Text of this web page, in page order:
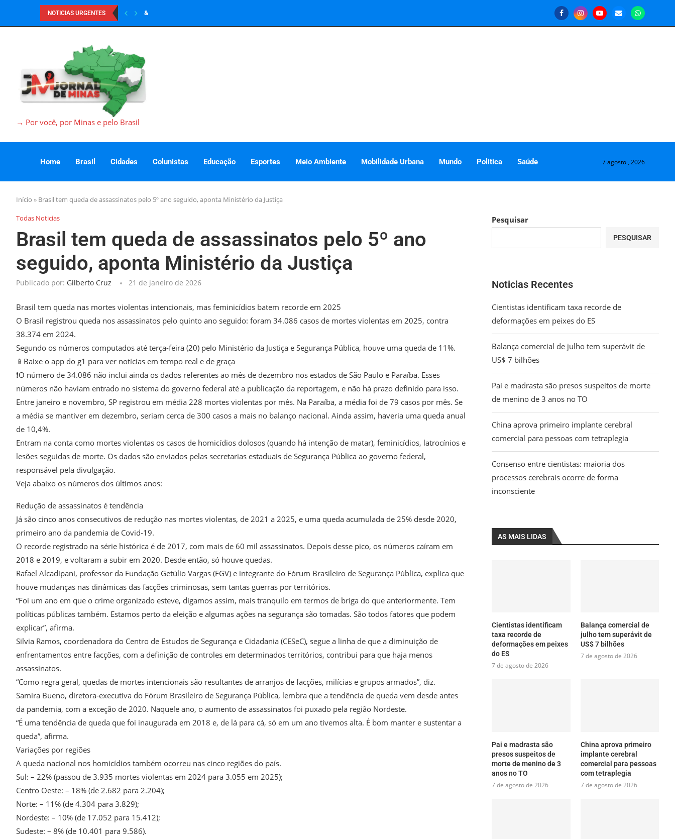
NOTICIAS URGENTES &
→ Por você, por Minas e pelo Brasil
Home Brasil Cidades Colunistas Educação Esportes Meio Ambiente Mobilidade Urbana Mundo Politica Saúde 7 agosto , 2026
Início » Brasil tem queda de assassinatos pelo 5º ano seguido, aponta Ministério da Justiça
Todas Noticias
Brasil tem queda de assassinatos pelo 5º ano
seguido, aponta Ministério da Justiça
Publicado por: Gilberto Cruz 21 de janeiro de 2026
Brasil tem queda nas mortes violentas intencionais, mas feminicídios batem recorde em 2025
O Brasil registrou queda nos assassinatos pelo quinto ano seguido: foram 34.086 casos de mortes violentas em 2025, contra
38.374 em 2024.
Segundo os números computados até terça-feira (20) pelo Ministério da Justiça e Segurança Pública, houve uma queda de 11%.
📱Baixe o app do g1 para ver notícias em tempo real e de graça
❗O número de 34.086 não inclui ainda os dados referentes ao mês de dezembro nos estados de São Paulo e Paraíba. Esses
números não haviam entrado no sistema do governo federal até a publicação da reportagem, e não há prazo definido para isso.
Entre janeiro e novembro, SP registrou em média 228 mortes violentas por mês. Na Paraíba, a média foi de 79 casos por mês. Se
a média se mantiver em dezembro, seriam cerca de 300 casos a mais no balanço nacional. Ainda assim, haveria uma queda anual
de 10,4%.
Entram na conta como mortes violentas os casos de homicídios dolosos (quando há intenção de matar), feminicídios, latrocínios e
lesões seguidas de morte. Os dados são enviados pelas secretarias estaduais de Segurança Pública ao governo federal,
responsável pela divulgação.
Veja abaixo os números dos últimos anos:
Redução de assassinatos é tendência
Já são cinco anos consecutivos de redução nas mortes violentas, de 2021 a 2025, e uma queda acumulada de 25% desde 2020,
primeiro ano da pandemia de Covid-19.
O recorde registrado na série histórica é de 2017, com mais de 60 mil assassinatos. Depois desse pico, os números caíram em
2018 e 2019, e voltaram a subir em 2020. Desde então, só houve quedas.
Rafael Alcadipani, professor da Fundação Getúlio Vargas (FGV) e integrante do Fórum Brasileiro de Segurança Pública, explica que
houve mudanças nas dinâmicas das facções criminosas, sem tantas guerras por territórios.
“Foi um ano em que o crime organizado esteve, digamos assim, mais tranquilo em termos de briga do que anteriormente. Tem
políticas públicas também. Estamos perto da eleição e algumas ações na segurança são tomadas. São todos fatores que podem
explicar”, afirma.
Silvia Ramos, coordenadora do Centro de Estudos de Segurança e Cidadania (CESeC), segue a linha de que a diminuição de
enfrentamentos entre facções, com a definição de controles em determinados territórios, contribui para que haja menos
assassinatos.
“Como regra geral, quedas de mortes intencionais são resultantes de arranjos de facções, milícias e grupos armados”, diz.
Samira Bueno, diretora-executiva do Fórum Brasileiro de Segurança Pública, lembra que a tendência de queda vem desde antes
da pandemia, com a exceção de 2020. Naquele ano, o aumento de assassinatos foi puxado pela região Nordeste.
“É uma tendência de queda que foi inaugurada em 2018 e, de lá para cá, só em um ano tivemos alta. É bom manter e sustentar a
queda”, afirma.
Variações por regiões
A queda nacional nos homicídios também ocorreu nas cinco regiões do país.
Sul: – 22% (passou de 3.935 mortes violentas em 2024 para 3.055 em 2025);
Centro Oeste: – 18% (de 2.682 para 2.204);
Norte: – 11% (de 4.304 para 3.829);
Nordeste: – 10% (de 17.052 para 15.412);
Sudeste: – 8% (de 10.401 para 9.586).
Pesquisar
PESQUISAR
Noticias Recentes
Cientistas identificam taxa recorde de
deformações em peixes do ES
Balança comercial de julho tem superávit de
US$ 7 bilhões
Pai e madrasta são presos suspeitos de morte
de menino de 3 anos no TO
China aprova primeiro implante cerebral
comercial para pessoas com tetraplegia
Consenso entre cientistas: maioria dos
processos cerebrais ocorre de forma
inconsciente
AS MAIS LIDAS
Cientistas identificam
taxa recorde de
deformações em peixes
do ES
7 de agosto de 2026
Balança comercial de
julho tem superávit de
US$ 7 bilhões
7 de agosto de 2026
Pai e madrasta são
presos suspeitos de
morte de menino de 3
anos no TO
7 de agosto de 2026
China aprova primeiro
implante cerebral
comercial para pessoas
com tetraplegia
7 de agosto de 2026